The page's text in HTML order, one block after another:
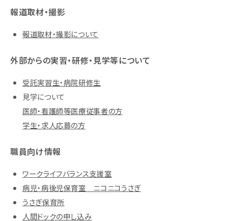
報道取材・撮影
報道取材・撮影について
外部からの実習・研修・見学等について
受託実習生・病院研修生
見学について
医師・看護師等医療従事者の方
学生・求人応募の方
職員向け情報
ワークライフバランス支援室
病児・病後児保育室 ニコニコうさぎ
うさぎ保育所
人間ドックの申し込み